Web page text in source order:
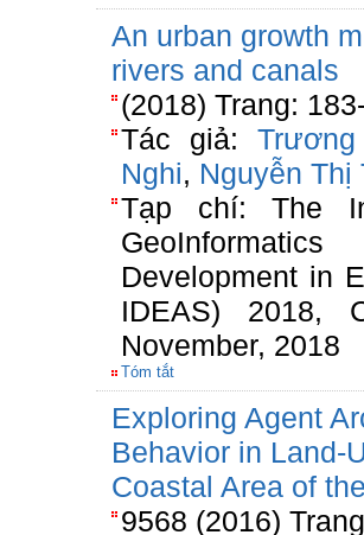
An urban growth
rivers and canals
(2018) Trang:
Tác giả:
Nghi, Nguyễn Thị
Tạp chí: The
Development in
IDEAS) 2018,
November, 2018
Tóm tắt
Exploring Agent
Behavior in Land-
Coastal Area of
9568 (2016)